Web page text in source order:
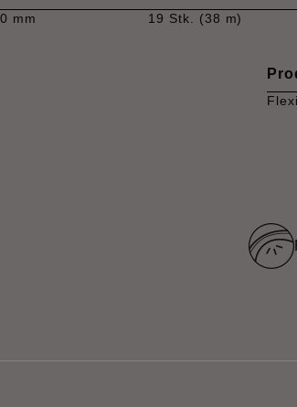
mm 19 Stk. (38 m)